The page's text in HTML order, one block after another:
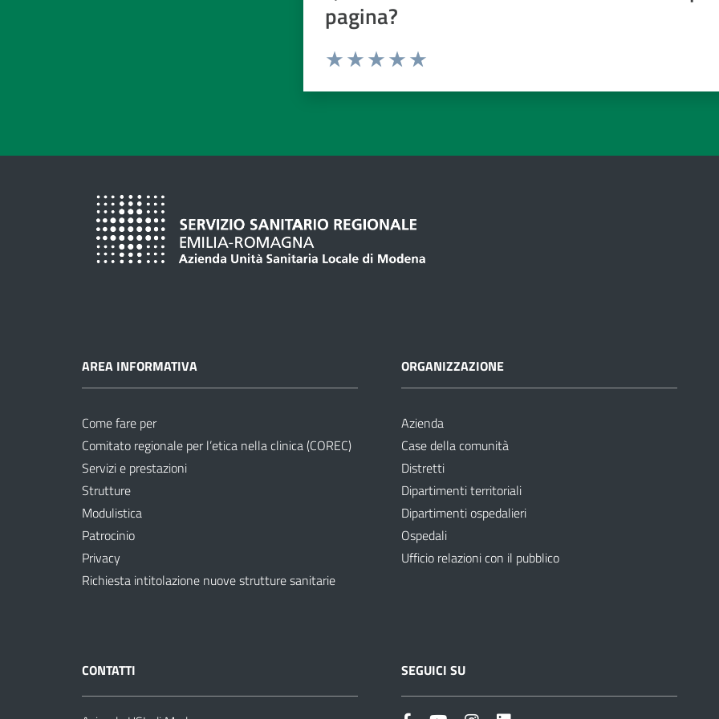
pagina?
Valuta da 1 a 5 stelle
AREA INFORMATIVA
Come fare per
Comitato regionale per l’etica nella clinica (COREC)
Servizi e prestazioni
Strutture
Modulistica
Patrocinio
Privacy
Richiesta intitolazione nuove strutture sanitarie
ORGANIZZAZIONE
Azienda
Case della comunità
Distretti
Dipartimenti territoriali
Dipartimenti ospedalieri
Ospedali
Ufficio relazioni con il pubblico
CONTATTI SEGUICI SU